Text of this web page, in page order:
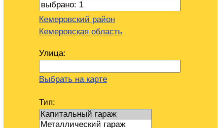
Кемеровский район
Кемеровская область
Улица:
Выбрать на карте
Тип: